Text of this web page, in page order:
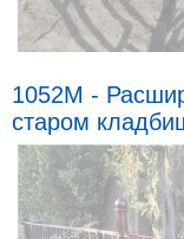
1052M -
старом